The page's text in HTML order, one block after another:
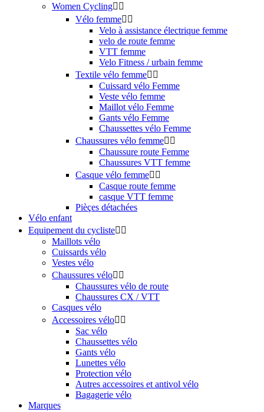
Women Cycling 
Vélo femme 
Velo à assistance électrique femme
velo de route femme
VTT femme
Velo Fitness / urbain femme
Textile vélo femme 
Cuissard vélo Femme
Veste vélo femme
Maillot vélo Femme
Gants vélo Femme
Chaussettes vélo Femme
Chaussures vélo femme 
Chaussure route Femme
Chaussures VTT femme
Casque vélo femme 
Casque route femme
casque VTT femme
Pièçes détachées
Vélo enfant
Equipement du cycliste 
Maillots vélo
Cuissards vélo
Vestes vélo
Chaussures vélo 
Chaussures vélo de route
Chaussures CX / VTT
Casques vélo
Accessoires vélo 
Sac vélo
Chaussettes vélo
Gants vélo
Lunettes vélo
Protection vélo
Autres accessoires et antivol vélo
Bagagerie vélo
Marques